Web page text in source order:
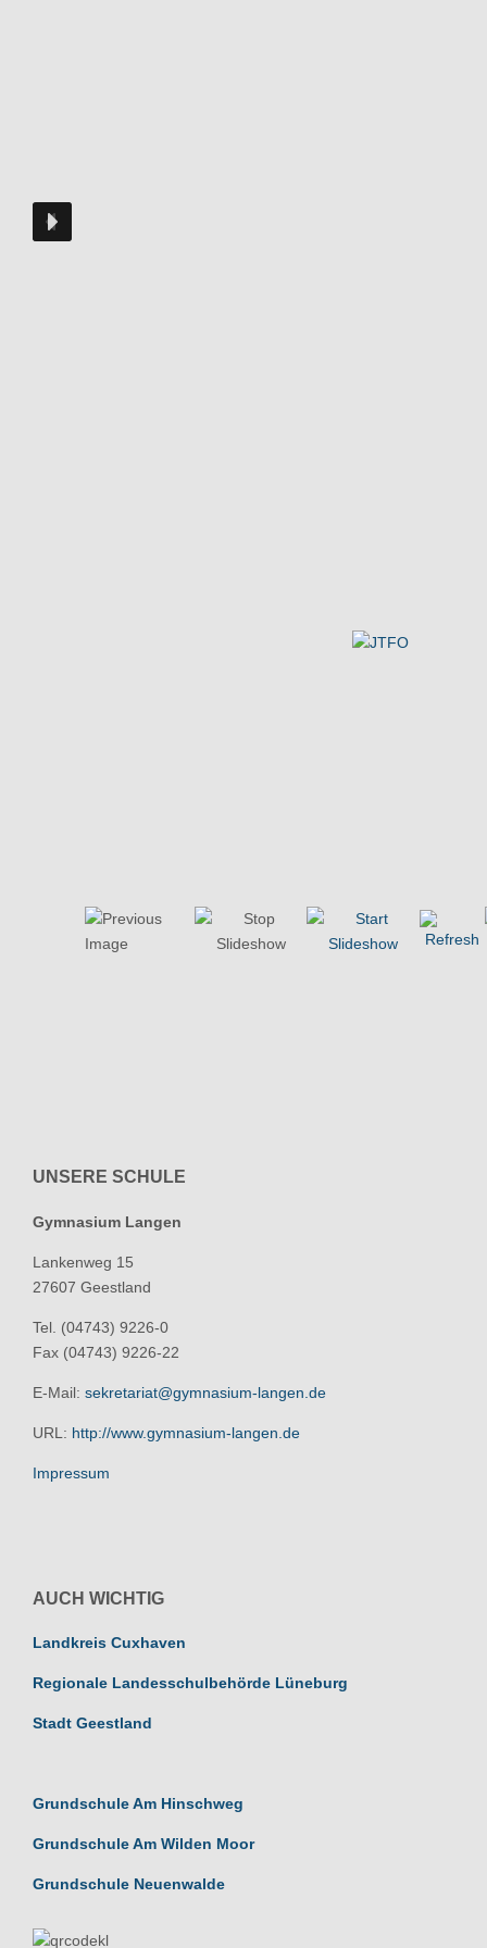
UNSERE SCHULE
Gymnasium Langen
Lankenweg 15
27607 Geestland
Tel. (04743) 9226-0
Fax (04743) 9226-22
E-Mail: sekretariat@gymnasium-langen.de
URL: http://www.gymnasium-langen.de
Impressum
AUCH WICHTIG
Landkreis Cuxhaven
Regionale Landesschulbehörde Lüneburg
Stadt Geestland
Grundschule Am Hinschweg
Grundschule Am Wilden Moor
Grundschule Neuenwalde